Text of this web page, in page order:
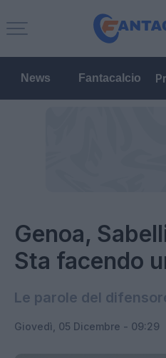
News Fantacalcio
Genoa,
Sta facendo
Le parole del
Giovedì, 05 Dicembre - 09:29